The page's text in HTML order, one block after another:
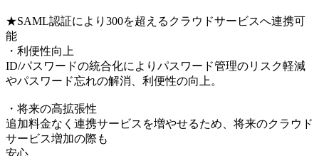
★SAML認証により300を超えるクラウドサービスへ連携可
能
・利便性向上
ID/パスワードの統合化によりパスワード管理のリスク軽減
やパスワード忘れの解消、利便性の向上。
・将来の高拡張性
追加料金なく連携サービスを増やせるため、将来のクラウド
サービス増加の際も